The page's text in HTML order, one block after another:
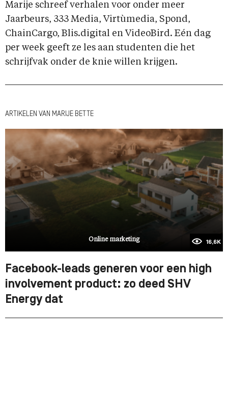
Marije schreef verhalen voor onder meer
Jaarbeurs, 333 Media, Virtùmedia, Spond,
ChainCargo, Blis.digital en VideoBird. Eén dag
per week geeft ze les aan studenten die het
schrijfvak onder de knie willen krijgen.
ARTIKELEN VAN MARIJE BETTE
Online marketing 16,6K
Facebook-leads generen voor een high
involvement product: zo deed SHV
Energy dat